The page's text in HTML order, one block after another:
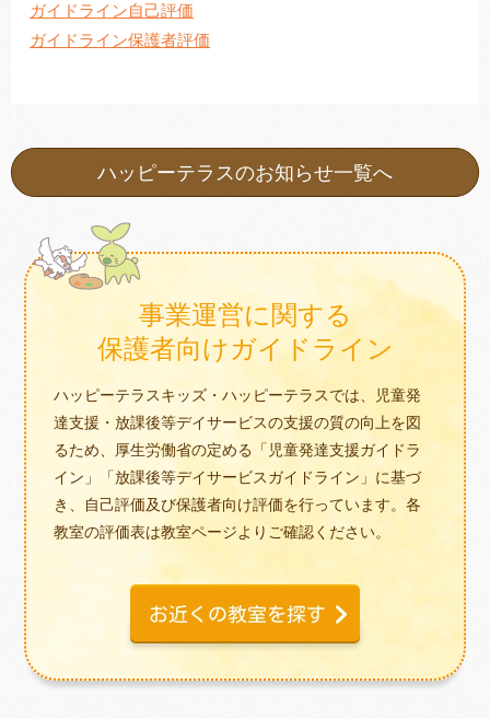
ガイドライン自己評価
ガイドライン保護者評価
ハッピーテラスのお知らせ一覧へ
事業運営に関する
保護者向けガイドライン
ハッピーテラスキッズ・ハッピーテラスでは、児童発
達支援・放課後等デイサービスの支援の質の向上を図
るため、厚生労働省の定める「児童発達支援ガイドラ
イン」「放課後等デイサービスガイドライン」に基づ
き、自己評価及び保護者向け評価を行っています。各
教室の評価表は教室ページよりご確認ください。